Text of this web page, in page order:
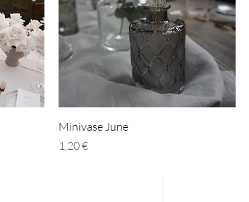
Schnellansicht
Minivase June
Preis
1,20 €